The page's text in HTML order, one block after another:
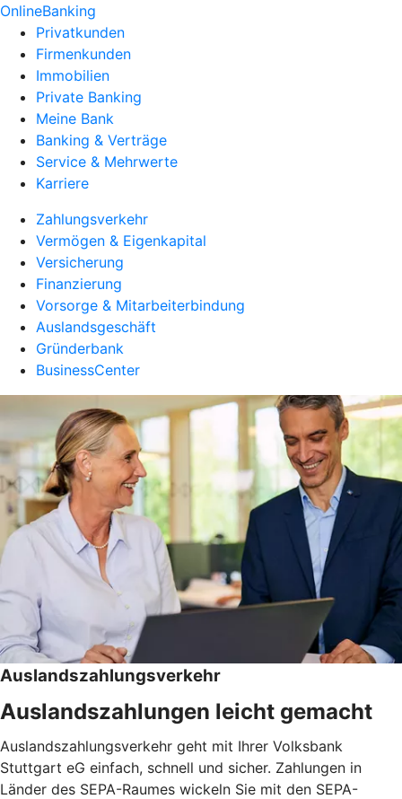
OnlineBanking
Privatkunden
Firmenkunden
Immobilien
Private Banking
Meine Bank
Banking & Verträge
Service & Mehrwerte
Karriere
Zahlungsverkehr
Vermögen & Eigenkapital
Versicherung
Finanzierung
Vorsorge & Mitarbeiterbindung
Auslandsgeschäft
Gründerbank
BusinessCenter
Auslandszahlungsverkehr
Auslandszahlungen leicht gemacht
Auslandszahlungsverkehr geht mit Ihrer Volksbank
Stuttgart eG einfach, schnell und sicher. Zahlungen in
Länder des SEPA-Raumes wickeln Sie mit den SEPA-